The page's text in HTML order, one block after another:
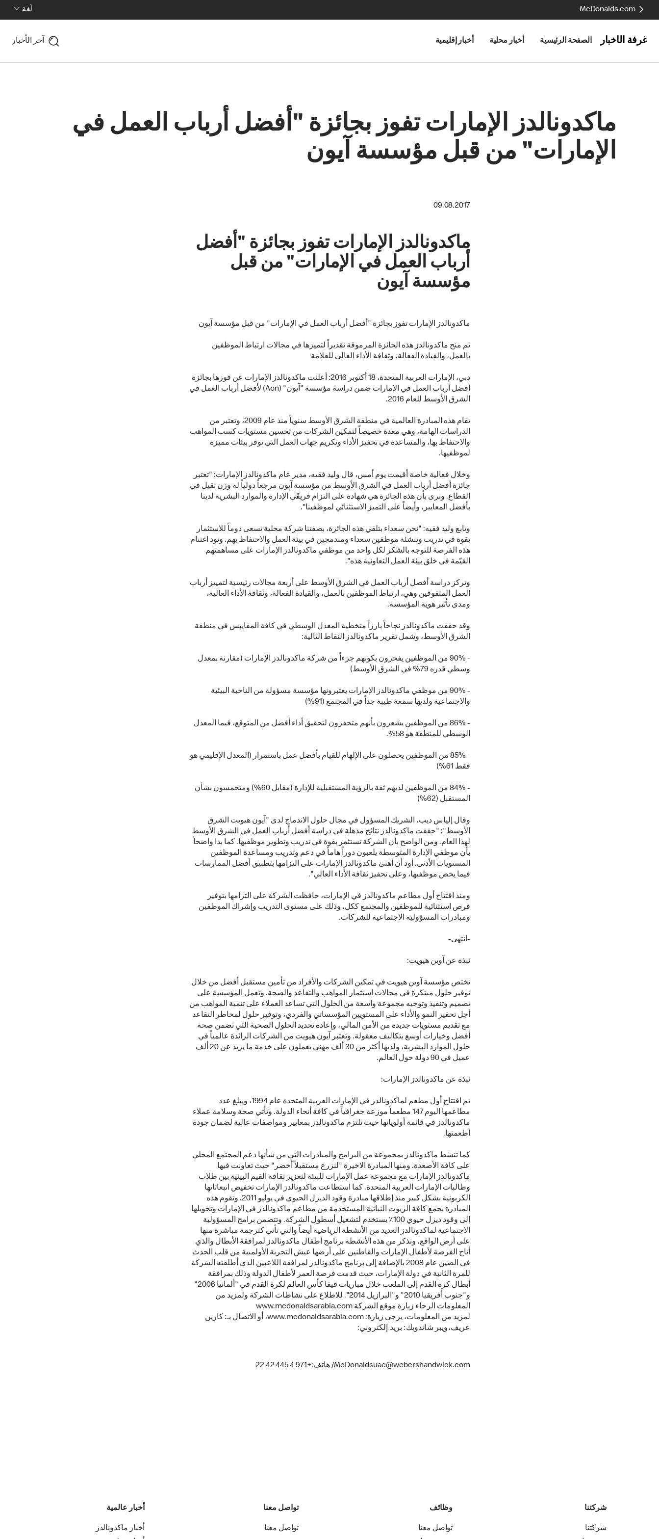
McDonalds.com لُغة
غرفة الأخبار الصفحة الرئيسية أخبار محلية أخبار إقليمية آخر الأخبار
ماكدونالدز الإمارات تفوز بجائزة "أفضل أرباب العمل في
الإمارات" من قبل مؤسسة آيون
09.08.2017
ماكدونالدز الإمارات تفوز بجائزة "أفضل
أرباب العمل في الإمارات" من قبل
مؤسسة آيون
ماكدونالدز الإمارات تفوز بجائزة "أفضل أرباب العمل في الإمارات" من قبل مؤسسة آيون
تم منح ماكدونالدز هذه الجائزة المرموقة تقديراً لتميزها في مجالات ارتباط الموظفين
بالعمل، والقيادة الفعالة، وثقافة الأداء العالي للعلامة
دبي، الإمارات العربية المتحدة، 18 أكتوبر 2016: أعلنت ماكدونالدز الإمارات عن فوزها بجائزة
أفضل أرباب العمل في الإمارات ضمن دراسة مؤسسة "آيون" (Aon) لأفضل أرباب العمل في
الشرق الأوسط للعام 2016.
تقام هذه المبادرة العالمية في منطقة الشرق الأوسط سنوياً منذ عام 2009، وتعتبر من
الدراسات الهامة، وهي معدة خصيصاً لتمكين الشركات من تحسين مستويات كسب المواهب
والاحتفاظ بها، والمساعدة في تحفيز الأداء وتكريم جهات العمل التي توفر بيئات مميزة
لموظفيها.
وخلال فعالية خاصة أقيمت يوم أمس، قال وليد فقيه، مدير عام ماكدونالدز الإمارات: "تعتبر
جائزة أفضل أرباب العمل في الشرق الأوسط من مؤسسة آيون مرجعاً دولياً له وزن ثقيل في
القطاع. ونرى بأن هذه الجائزة هي شهادة على التزام فريقَي الإدارة والموارد البشرية لدينا
بأفضل المعايير، وأيضاً على التميز الاستثنائي لموظفينا".
وتابع وليد فقيه: "نحن سعداء بتلقي هذه الجائزة، بصفتنا شركة محلية تسعى دوماً للاستثمار
بقوة في تدريب وتنشئة موظفين سعداء ومندمجين في بيئة العمل والاحتفاظ بهم. ونود اغتنام
هذه الفرصة للتوجه بالشكر لكل واحد من موظفي ماكدونالدز الإمارات على مساهمتهم
القيّمة في خلق بيئة العمل التعاونية هذه".
وتركز دراسة أفضل أرباب العمل في الشرق الأوسط على أربعة مجالات رئيسية لتمييز أرباب
العمل المتفوقين وهي، ارتباط الموظفين بالعمل، والقيادة الفعالة، وثقافة الأداء العالية،
ومدى تأثير هوية المؤسسة.
وقد حققت ماكدونالدز نجاحاً بارزاً متخطية المعدل الوسطي في كافة المقاييس في منطقة
الشرق الأوسط، وشمل تقرير ماكدونالدز النقاط التالية:
- 90% من الموظفين يفخرون بكونهم جزءاً من شركة ماكدونالدز الإمارات (مقارنة بمعدل
وسطي قدره 79% في الشرق الأوسط)
- 90% من موظفي ماكدونالدز الإمارات يعتبرونها مؤسسة مسؤولة من الناحية البيئية
والاجتماعية ولديها سمعة طيبة جداً في المجتمع (91%)
- 86% من الموظفين يشعرون بأنهم متحفزون لتحقيق أداء أفضل من المتوقع، فيما المعدل
الوسطي للمنطقة هو 58%.
- 85% من الموظفين يحصلون على الإلهام للقيام بأفضل عمل باستمرار (المعدل الإقليمي هو
فقط 61%)
- 84% من الموظفين لديهم ثقة بالرؤية المستقبلية للإدارة (مقابل 60%) ومتحمسون بشأن
المستقبل (62%)
وقال إلياس ديب، الشريك المسؤول في مجال حلول الاندماج لدى "آيون هيويت الشرق
الأوسط": "حققت ماكدونالدز نتائج مذهلة في دراسة أفضل أرباب العمل في الشرق الأوسط
لهذا العام. ومن الواضح بأن الشركة تستثمر بقوة في تدريب وتطوير موظفيها. كما بدا واضحاً
بأن موظفي الإدارة المتوسطة يلعبون دوراً هاماً في دعم وتدريب ومساعدة الموظفين
المستويات الأدنى. أود أن أهنئ ماكدونالدز الإمارات على التزامها بتطبيق أفضل الممارسات
فيما يخص موظفيها، وعلى تحفيز ثقافة الأداء العالي".
ومنذ افتتاح أول مطاعم ماكدونالدز في الإمارات، حافظت الشركة على التزامها بتوفير
فرص استثنائية للموظفين والمجتمع ككل، وذلك على مستوى التدريب وإشراك الموظفين
ومبادرات المسؤولية الاجتماعية للشركات.
-انتهى-
نبذة عن آوين هيويت:
تختص مؤسسة آوين هيويت في تمكين الشركات والأفراد من تأمين مستقبل أفضل من خلال
توفير حلول مبتكرة في مجالات استثمار المواهب والتقاعد والصحة. وتعمل المؤسسة على
تصميم وتنفيذ وتوجيه مجموعة واسعة من الحلول التي تساعد العملاء على تنمية المواهب من
أجل تحفيز النمو والأداء على المستويين المؤسساتي والفردي، وتوفير حلول لمخاطر التقاعد
مع تقديم مستويات جديدة من الأمن المالي، وإعادة تحديد الحلول الصحية التي تضمن صحة
أفضل وخيارات أوسع بتكاليف معقولة. وتعتبر آيون هيويت من الشركات الرائدة عالمياً في
حلول الموارد البشرية، ولديها أكثر من 30 ألف مهني يعملون على خدمة ما يزيد عن 20 ألف
عميل في 90 دولة حول العالم.
نبذة عن ماكدونالدز الإمارات:
تم افتتاح أول مطعم لماكدونالدز في الإمارات العربية المتحدة عام 1994، ويبلغ عدد
مطاعمها اليوم 147 مطعماً موزعة جغرافياً في كافة أنحاء الدولة. وتأتي صحة وسلامة عملاء
ماكدونالدز في قائمة أولوياتها حيث تلتزم ماكدونالدز بمعايير ومواصفات عالية لضمان جودة
أطعمتها.
كما تنشط ماكدونالدز بمجموعة من البرامج والمبادرات التي من شأنها دعم المجتمع المحلي
على كافة الأصعدة. ومنها المبادرة الاخيرة "لنزرع مستقبلاً أخضر" حيث تعاونت فيها
ماكدونالدز الإمارات مع مجموعة عمل الإمارات للبيئة لتعزيز ثقافة القيم البيئية بين طلاب
وطالبات الإمارات العربية المتحدة. كما استطاعت ماكدونالدز الإمارات تخفيض انبعاثاتها
الكربونية بشكل كبير منذ إطلاقها مبادرة وقود الديزل الحيوي في يوليو 2011. وتقوم هذه
المبادرة بجمع كافة الزيوت النباتية المستخدمة من مطاعم ماكدونالدز في الإمارات وتحويلها
إلى وقود ديزل حيوي 100​​٪ يستخدم لتشغيل أسطول الشركة. وتتضمن برامج المسؤولية
الاجتماعية لماكدونالدز العديد من الأنشطة الرياضية أيضاً والتي تأتي كترجمة مباشرة منها
على أرض الواقع، ونذكر من هذه الأنشطة برنامج أطفال ماكدونالدز لمرافقة الأبطال والذي
أتاح الفرصة لأطفال الإمارات والقاطنين على أرضها عيش التجربة الأولمبية من قلب الحدث
في الصين عام 2008 بالإضافة إلى برنامج ماكدونالدز لمرافقة اللاعبين الذي أطلقته الشركة
للمرة الثانية في دولة الإمارات، حيث قدمت فرصة العمر لأطفال الدولة وذلك بمرافقة
أبطال كرة القدم إلى الملعب خلال مباريات فيفا كأس العالم لكرة القدم في "ألمانيا 2006"
و"جنوب أفريقيا 2010" و"البرازيل 2014". للاطلاع على نشاطات الشركة ولمزيد من
المعلومات الرجاء زيارة موقع الشركة www.mcdonaldsarabia.com
لمزيد من المعلومات، يرجى زيارة: www.mcdonaldsarabia.com، أو الاتصال بـ: كارين
عريف،ويبر شاندويك: بريد إلكتروني:
McDonaldsuae@webershandwick.com/ هاتف:+971 4 445 42 22
شركتنا
شركتنا
وظائف
تواصل معنا
تواصل معنا
تواصل معنا
أخبار عالمية
أخبار ماكدونالدز